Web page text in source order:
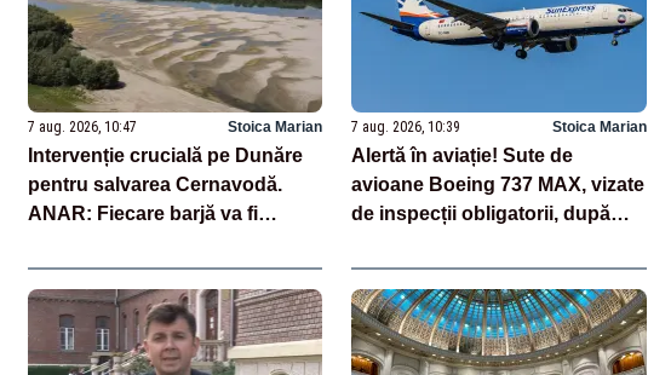
7 aug. 2026, 10:47 Stoica Marian
Intervenție crucială pe Dunăre
pentru salvarea Cernavodă.
ANAR: Fiecare barjă va fi
7 aug. 2026, 10:39 Stoica Marian
Alertă în aviație! Sute de
avioane Boeing 737 MAX, vizate
de inspecții obligatorii, după
fuselaj